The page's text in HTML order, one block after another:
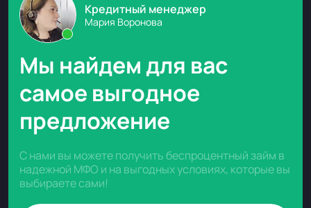
Кредитный менеджер
Мария Воронова
Мы найдем для вас
самое выгодное
предложение
С нами вы можете получить беспроцентный займ в
надежной МФО и на выгодных условиях, которые вы
выбираете сами!